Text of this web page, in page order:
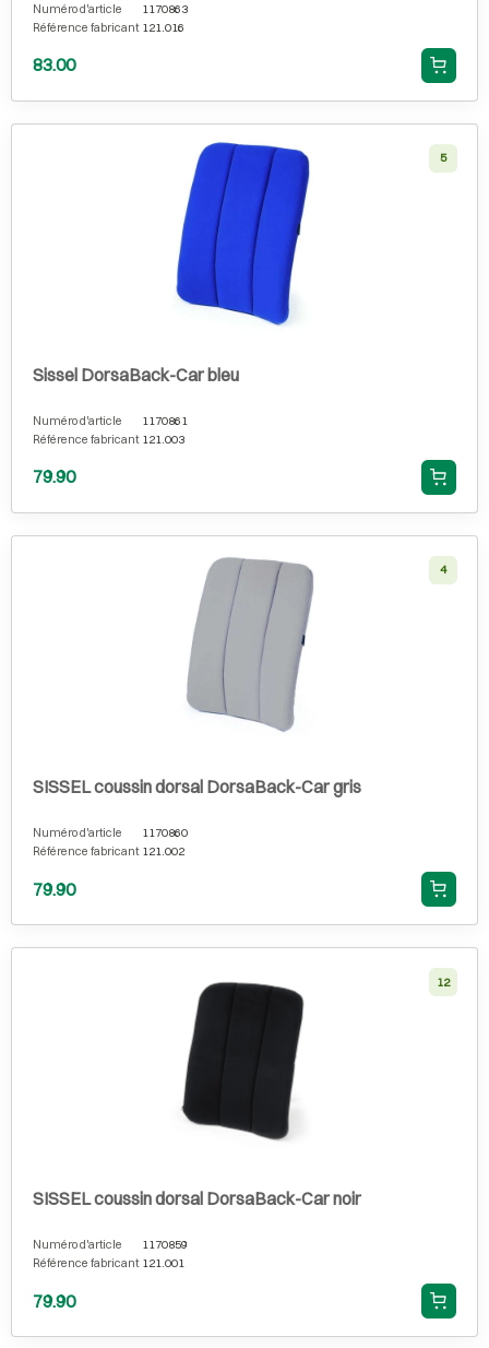
Numéro d'article
1170863
Référence fabricant 121.016
83.00
5
Sissel DorsaBack-Car bleu
Numéro d'article
1170861
Référence fabricant 121.003
79.90
4
SISSEL coussin dorsal DorsaBack-Car gris
Numéro d'article
1170860
Référence fabricant 121.002
79.90
12
SISSEL coussin dorsal DorsaBack-Car noir
Numéro d'article
1170859
Référence fabricant 121.001
79.90